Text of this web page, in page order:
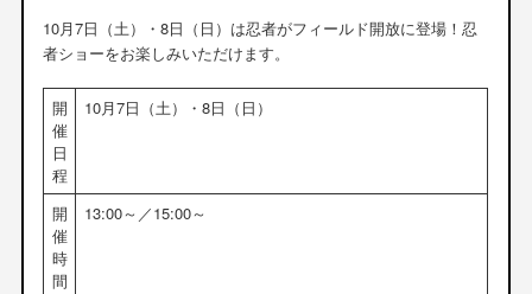
10月7日（土）・8日（日）は忍者がフィールド開放に登場！忍
者ショーをお楽しみいただけます。
開
催
日
程
10月7日（土）・8日（日）
開
催
時
間
13:00～／15:00～